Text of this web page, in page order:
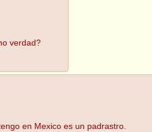
verdad?
en Mexico es un padrastro.